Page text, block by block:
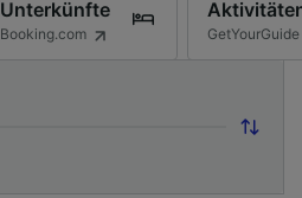
Unterkünfte
Booking.com GetYourGuide